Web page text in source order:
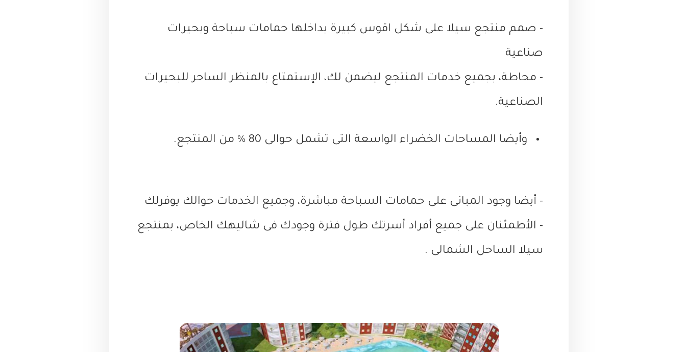
- صمم منتجع سيلا على شكل اقوس كبيرة بداخلها حمامات سباحة وبحيرات
صناعية
- محاطة، بجميع خدمات المنتجع ليضمن لك، الإستمتاع بالمنظر الساحر للبحيرات
الصناعية.
وأيضا المساحات الخضراء الواسعة التى تشمل حوالى 80 % من المنتجع.
- أيضا وجود المبانى على حمامات السباحة مباشرة، وجميع الخدمات حوالك يوفرلك
- الأطمئنان على جميع أفراد أسرتك طول فترة وجودك فى شاليهك الخاص، بمنتجع
سيلا الساحل الشمالى .